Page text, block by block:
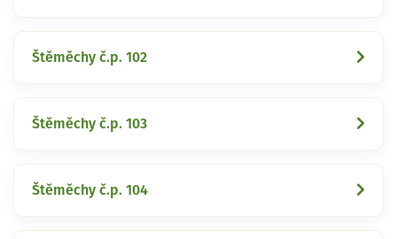
Štěměchy č.p. 102
Štěměchy č.p. 103
Štěměchy č.p. 104